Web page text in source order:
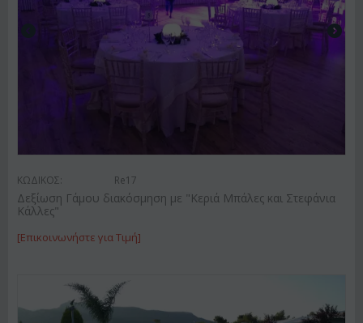
ΚΩΔΙΚΟΣ: Re17
Δεξίωση Γάμου διακόσμηση με "Κεριά Μπάλες και Στεφάνια
Κάλλες"
[Επικοινωνήστε για Τιμή]